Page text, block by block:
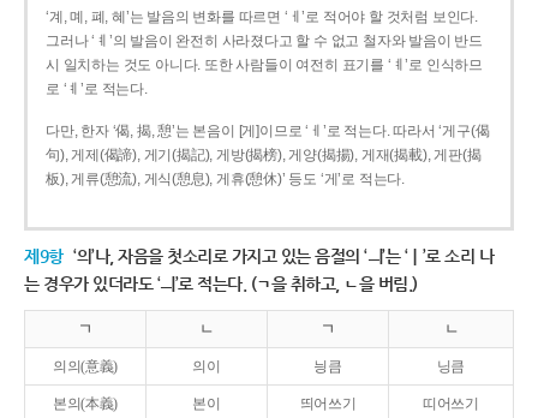
‘계, 몌, 폐, 혜’는 발음의 변화를 따르면 ‘ㅔ’로 적어야 할 것처럼 보인다.
그러나 ‘ㅖ’의 발음이 완전히 사라졌다고 할 수 없고 철자와 발음이 반드
시 일치하는 것도 아니다. 또한 사람들이 여전히 표기를 ‘ㅖ’로 인식하므
로 ‘ㅖ’로 적는다.
다만, 한자 ‘偈, 揭, 憩’는 본음이 [게]이므로 ‘ㅔ’로 적는다. 따라서 ‘게구(偈
句), 게제(偈諦), 게기(揭記), 게방(揭榜), 게양(揭揚), 게재(揭載), 게판(揭
板), 게류(憩流), 게식(憩息), 게휴(憩休)’ 등도 ‘게’로 적는다.
제9항 ‘의’나, 자음을 첫소리로 가지고 있는 음절의 ‘ㅢ’는 ‘ㅣ’로 소리 나
는 경우가 있더라도 ‘ㅢ’로 적는다. (ㄱ을 취하고, ㄴ을 버림.)
ㄱ ㄴ ㄱ ㄴ
의의(意義) 의이 닁큼 닝큼
본의(本義) 본이 띄어쓰기 띠어쓰기